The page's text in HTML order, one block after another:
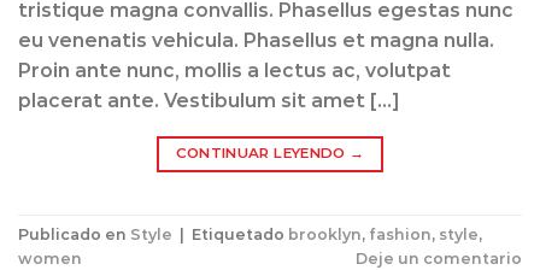
tristique magna convallis. Phasellus egestas nunc
eu venenatis vehicula. Phasellus et magna nulla.
Proin ante nunc, mollis a lectus ac, volutpat
placerat ante. Vestibulum sit amet […]
CONTINUAR LEYENDO →
Publicado en Style Etiquetado brooklyn, fashion, style,
women
Deje un comentario